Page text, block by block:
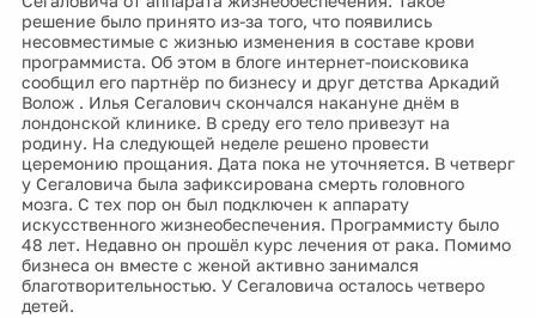
решение было принято из-за того, что появились
несовместимые с жизнью изменения в составе крови
программиста. Об этом в блоге интернет-поисковика
сообщил его партнёр по бизнесу и друг детства Аркадий
Волож . Илья Сегалович скончался накануне днём в
лондонской клинике. В среду его тело привезут на
родину. На следующей неделе решено провести
церемонию прощания. Дата пока не уточняется. В четверг
у Сегаловича была зафиксирована смерть головного
мозга. С тех пор он был подключен к аппарату
искусственного жизнеобеспечения. Программисту было
48 лет. Недавно он прошёл курс лечения от рака. Помимо
бизнеса он вместе с женой активно занимался
благотворительностью. У Сегаловича осталось четверо
детей.